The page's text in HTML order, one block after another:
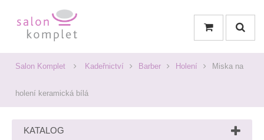
Salon Komplet Kadeřnictví Barber Holení Miska na
holení keramická bílá
KATALOG